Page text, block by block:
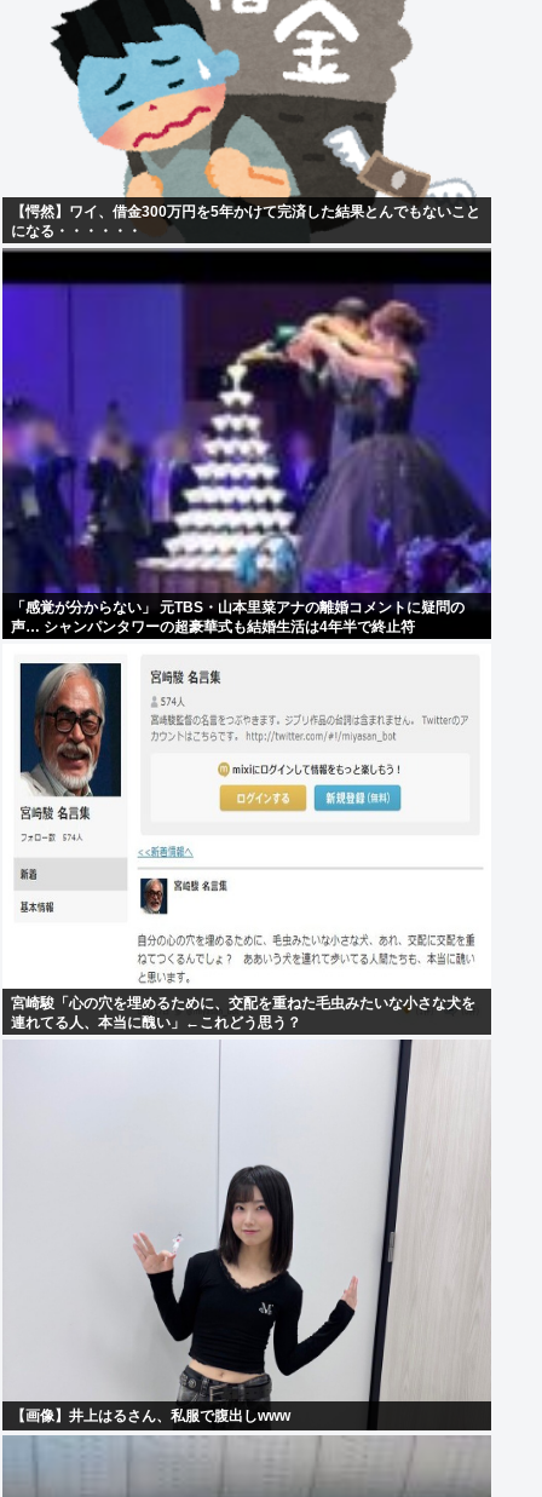
【愕然】ワイ、借金300万円を5年かけて完済した結果とんでもないこと
になる・・・・・・
「感覚が分からない」 元TBS・山本里菜アナの離婚コメントに疑問の
声… シャンパンタワーの超豪華式も結婚生活は4年半で終止符
宮崎駿「心の穴を埋めるために、交配を重ねた毛虫みたいな小さな犬を
連れてる人、本当に醜い」←これどう思う？
【画像】井上はるさん、私服で腹出しwww